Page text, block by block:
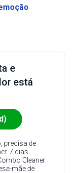
e
está
precisa de
7 dias
Cleaner
mãe de